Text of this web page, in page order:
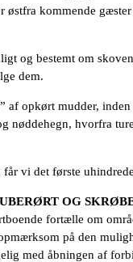
østfra kommende
og bestemt om
dem.
af opkørt mudder,
nøddehegn, hvorfra
får vi det første
OG
fortælle om
på den
med åbningen af